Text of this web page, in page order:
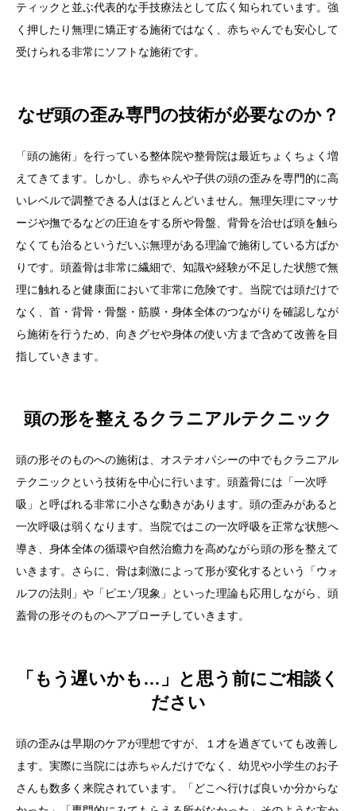
ティックと並ぶ代表的な手技療法として広く知られています。強
く押したり無理に矯正する施術ではなく、赤ちゃんでも安心して
受けられる非常にソフトな施術です。
なぜ頭の歪み専門の技術が必要なのか？
「頭の施術」を行っている整体院や整骨院は最近ちょくちょく増
えてきてます。しかし、赤ちゃんや子供の頭の歪みを専門的に高
いレベルで調整できる人はほとんどいません。無理矢理にマッサ
ージや撫でるなどの圧迫をする所や骨盤、背骨を治せば頭を触ら
なくても治るというだいぶ無理がある理論で施術している方ばか
りです。頭蓋骨は非常に繊細で、知識や経験が不足した状態で無
理に触れると健康面において非常に危険です。当院では頭だけで
なく、首・背骨・骨盤・筋膜・身体全体のつながりを確認しなが
ら施術を行うため、向きグセや身体の使い方まで含めて改善を目
指していきます。
頭の形を整えるクラニアルテクニック
頭の形そのものへの施術は、オステオパシーの中でもクラニアル
テクニックという技術を中心に行います。頭蓋骨には「一次呼
吸」と呼ばれる非常に小さな動きがあります。頭の歪みがあると
一次呼吸は弱くなります。当院ではこの一次呼吸を正常な状態へ
導き、身体全体の循環や自然治癒力を高めながら頭の形を整えて
いきます。さらに、骨は刺激によって形が変化するという「ウォ
ルフの法則」や「ピエゾ現象」といった理論も応用しながら、頭
蓋骨の形そのものへアプローチしていきます。
「もう遅いかも…」と思う前にご相談く
ださい
頭の歪みは早期のケアが理想ですが、１才を過ぎていても改善し
ます。実際に当院には赤ちゃんだけでなく、幼児や小学生のお子
さんも数多く来院されています。「どこへ行けば良いか分からな